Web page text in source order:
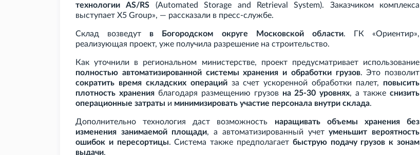
технологии AS/RS (Automated Storage and Retrieval System). Заказчиком комплекса
выступает X5 Group», — рассказали в пресс-службе.
Склад возведут в Богородском округе Московской области. ГК
«Ориентир»,
реализующая проект, уже получила разрешение на строительство.
Как уточнили в региональном министерстве, проект предусматривает использование
полностью автоматизированной системы хранения и обработки грузов. Это позволит
сократить время складских операцийза счет ускоренной обработки палет, повысить
плотность храненияблагодаря размещению грузов на 25-30 уровнях, а такжеснизить
операционные затраты и минимизировать участие персонала внутри склада.
Дополнительно технология даст возможность наращивать объемы хранения без
изменения занимаемой площади, а автоматизированный учетуменьшит вероятность
ошибок и пересортицы. Система также предполагает быструю подачу грузов к зонам
выдачи.